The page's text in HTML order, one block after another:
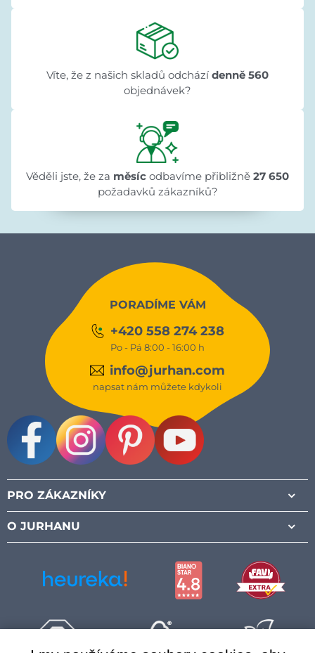
Víte, že z našich skladů odchází denně 560
objednávek?
Věděli jste, že za měsíc odbavíme přibližně 27 650
požadavků zákazníků?
PORADÍME VÁM
+420 558 274 238
Po - Pá 8:00 - 16:00 h
info@jurhan.com
napsat nám můžete kdykoli
PRO ZÁKAZNÍKY
O JURHANU